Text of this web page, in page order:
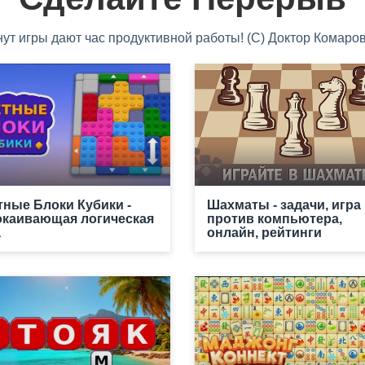
игры дают час продуктивной работы! (С) Доктор
Блоки Кубики -
логическая
Шахматы - задачи, игра
против компьютера,
онлайн, рейтинги